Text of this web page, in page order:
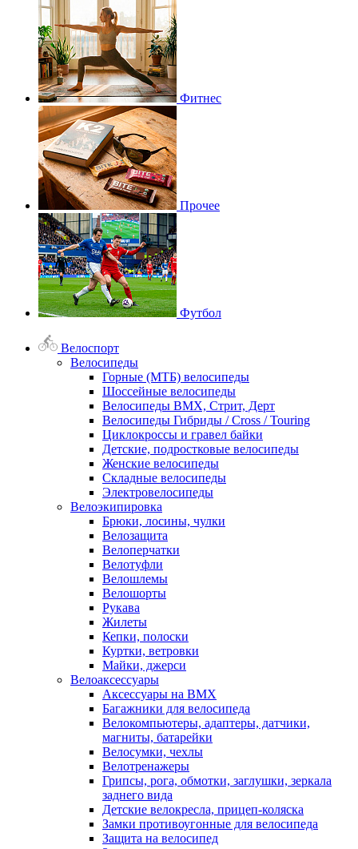
Фитнес
Прочее
Футбол
Велоспорт
Велосипеды
Горные (МТБ) велосипеды
Шоссейные велосипеды
Велосипеды BMX, Стрит, Дерт
Велосипеды Гибриды / Cross / Touring
Циклокроссы и гравел байки
Детские, подростковые велосипеды
Женские велосипеды
Складные велосипеды
Электровелосипеды
Велоэкипировка
Брюки, лосины, чулки
Велозащита
Велоперчатки
Велотуфли
Велошлемы
Велошорты
Рукава
Жилеты
Кепки, полоски
Куртки, ветровки
Майки, джерси
Велоаксессуары
Аксессуары на BMX
Багажники для велосипеда
Велокомпьютеры, адаптеры, датчики,
магниты, батарейки
Велосумки, чехлы
Велотренажеры
Грипсы, рога, обмотки, заглушки, зеркала
заднего вида
Детские велокресла, прицеп-коляска
Замки противоугонные для велосипеда
Защита на велосипед